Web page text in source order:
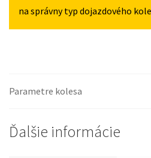
na správny typ dojazdového
Parametre kolesa
Ďalšie informácie